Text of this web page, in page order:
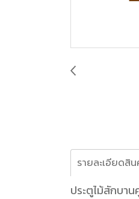
รายละเอียดสิน
ประตูไม้สักบา